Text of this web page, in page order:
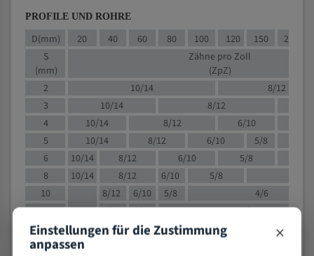
PROFILE UND ROHRE
D(mm) 20 40 60 80 100 120 150 200
S
(mm)
Zähne pro Zoll
(ZpZ)
2
10/14
8/12
3
10/14 8/12
4
10/14 8/12 6/10
5
10/14 8/12 6/10
5/8
6
10/14 8/12 6/10
5/8
8
10/14 8/12 6/10 5/8
10
8/12 6/10 5/8
4/6
12
8/12 6/10
4/6
15
8/12 6/10
4/5
20
Einstellungen für die Zustimmung
anpassen ×